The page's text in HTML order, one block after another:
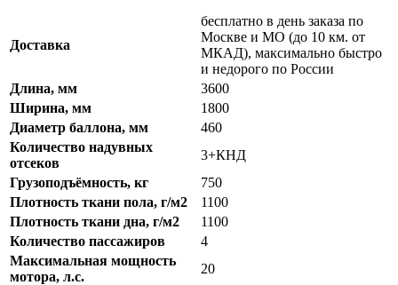
Доставка
бесплатно в день заказа по
Москве и МО (до 10 км. от
МКАД), максимально быстро
и недорого по России
Длина, мм
3600
Ширина, мм
1800
Диаметр баллона, мм
460
Количество надувных
отсеков
3+КНД
Грузоподъёмность, кг
750
Плотность ткани пола, г/м2
1100
Плотность ткани дна, г/м2
1100
Количество пассажиров
4
Максимальная мощность
мотора, л.с.
20